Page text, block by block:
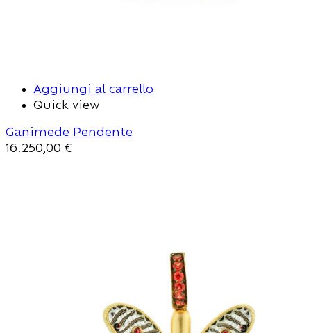
Aggiungi al carrello
Quick view
Ganimede Pendente
16.250,00 €